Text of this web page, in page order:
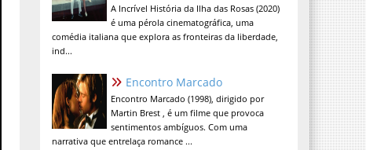
A Incrível História da Ilha das Rosas (2020)
é uma pérola cinematográfica, uma
comédia italiana que explora as fronteiras da liberdade,
ind...
Encontro Marcado
Encontro Marcado (1998), dirigido por
Martin Brest , é um filme que provoca
sentimentos ambíguos. Com uma
narrativa que entrelaça romance ...